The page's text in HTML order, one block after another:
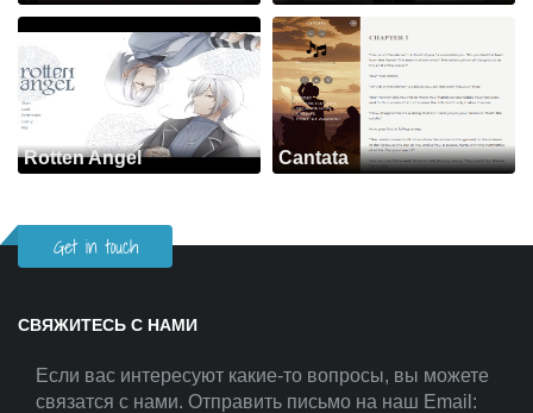
Rotten Angel Cantata
Get in touch
СВЯЖИТЕСЬ С НАМИ
Если вас интересуют какие-то вопросы, вы можете
связатся с нами. Отправить письмо на наш Email: